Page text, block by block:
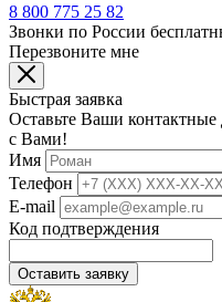
8 800 775 25 82
Звонки по России
Перезвоните мне
Быстрая заявка
Оставьте Ваши
с Вами!
Имя
Телефон
E-mail
Код подтверждения
Оставить заявку